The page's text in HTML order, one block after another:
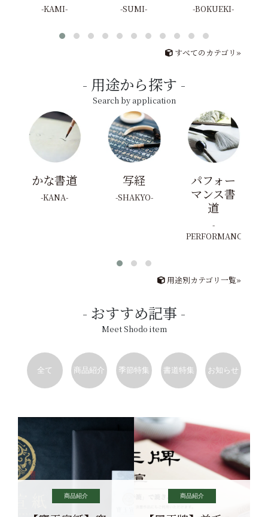
KAMI SUMI BOKUEKI
すべてのカテゴリ»
用途から探す
Search by application
かな書道
KANA
写経
SHAKYO
パフォー
マンス書
道
PERFORMANCE
用途別カテゴリ一覧»
おすすめ記事
Meet Shodo item
全て 商品紹介 季節特集 書道特集 お知らせ
商品紹介 商品紹介